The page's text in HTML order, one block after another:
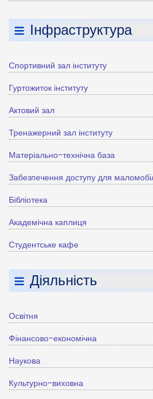
Інфраструктура
Спортивний зал інституту
Гуртожиток інституту
Актовий зал
Тренажерний зал інституту
Матеріально-технічна база
Забезпечення доступу для
Бібліотека
Академічна каплиця
Студентське кафе
Діяльність
Освітня
Фінансово-економічна
Наукова
Культурно-виховна